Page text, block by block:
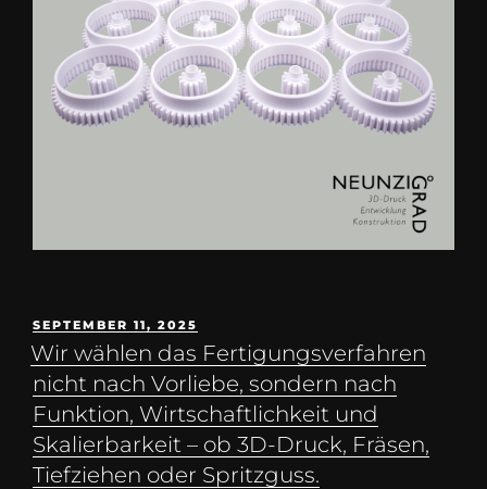
SEPTEMBER 11, 2025
Wir wählen das Fertigungsverfahren
nicht nach Vorliebe, sondern nach
Funktion, Wirtschaftlichkeit und
Skalierbarkeit – ob 3D-Druck, Fräsen,
Tiefziehen oder Spritzguss.